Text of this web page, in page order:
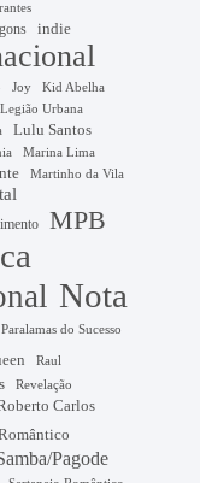
indie
Joy Kid Abelha
Legião Urbana
Lulu Santos
Marina Lima
Martinho da Vila
MPB
Nota
Paralamas do Sucesso
Raul
Revelação
Carlos
Pagode